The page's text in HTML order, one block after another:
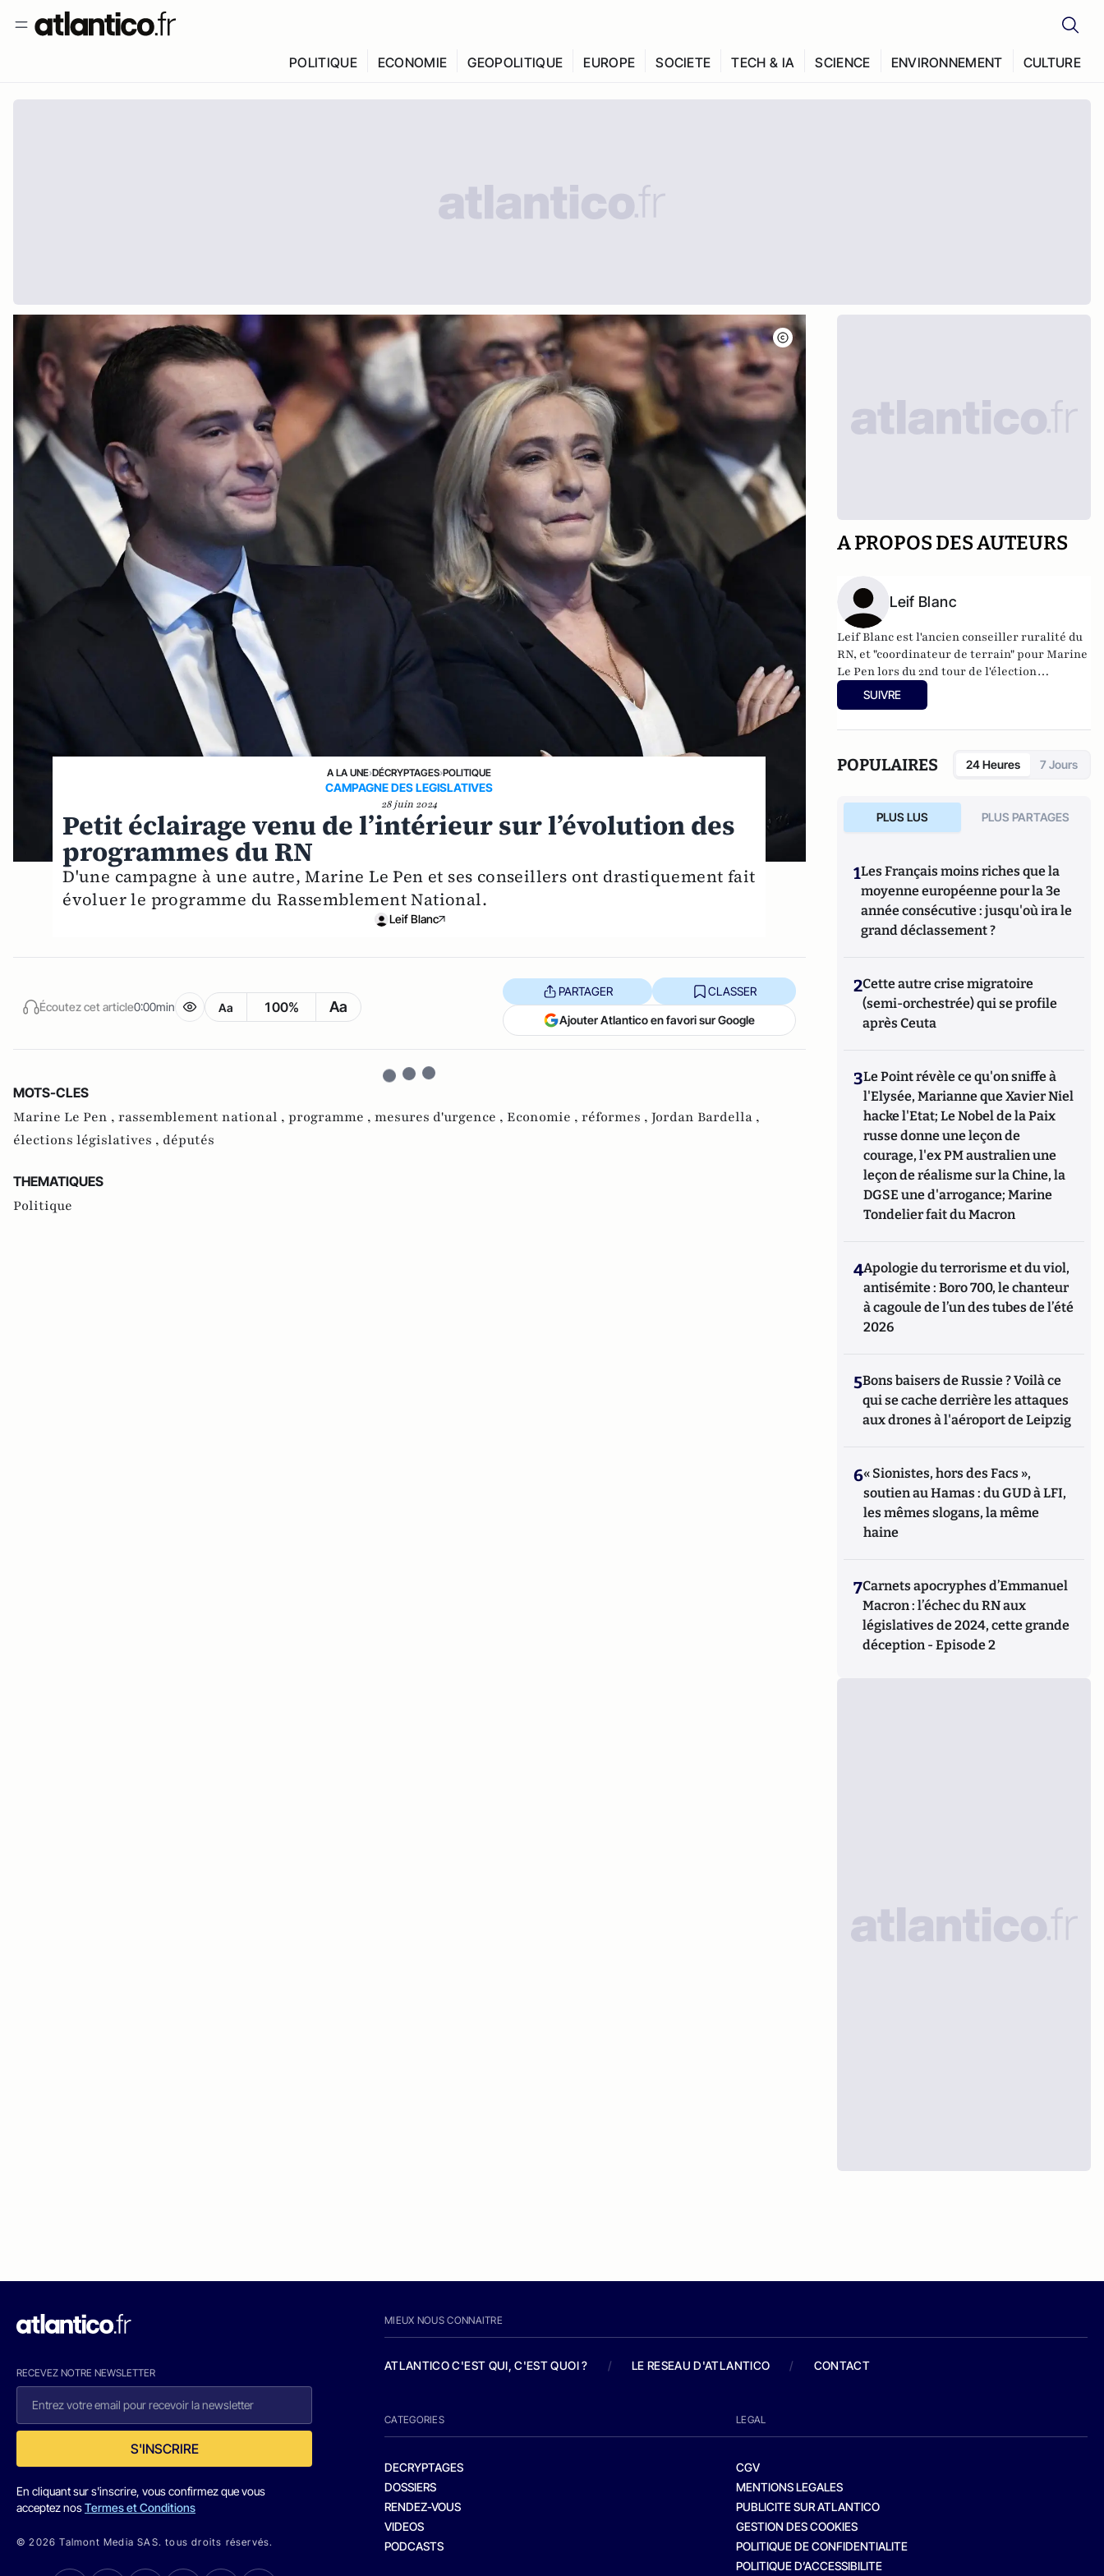
POLITIQUE ECONOMIE GEOPOLITIQUE EUROPE SOCIETE TECH & IA SCIENCE ENVIRONNEMENT CULTURE
A LA UNE›DÉCRYPTAGES›POLITIQUE
CAMPAGNE DES LEGISLATIVES
28 juin 2024
Petit éclairage venu de l’intérieur sur l’évolution des
programmes du RN
D'une campagne à une autre, Marine Le Pen et ses conseillers ont drastiquement fait
évoluer le programme du Rassemblement National.
Leif Blanc
Écoutez cet article0:00min Aa 100% Aa
PARTAGER CLASSER
Ajouter Atlantico en favori sur Google
MOTS-CLES
Marine Le Pen , rassemblement national , programme , mesures d'urgence , Economie , réformes , Jordan Bardella ,
élections législatives , députés
THEMATIQUES
Politique
A PROPOS DES AUTEURS
Leif Blanc
Leif Blanc est l'ancien conseiller ruralité du
RN, et "coordinateur de terrain" pour Marine
Le Pen lors du 2nd tour de l'élection
présidentielle.
SUIVRE
POPULAIRES 24 Heures 7 Jours
PLUS LUS PLUS PARTAGES
1Les Français moins riches que la
moyenne européenne pour la 3e
année consécutive : jusqu'où ira le
grand déclassement ?
2Cette autre crise migratoire
(semi-orchestrée) qui se profile
après Ceuta
3Le Point révèle ce qu'on sniffe à
l'Elysée, Marianne que Xavier Niel
hacke l'Etat; Le Nobel de la Paix
russe donne une leçon de
courage, l'ex PM australien une
leçon de réalisme sur la Chine, la
DGSE une d'arrogance; Marine
Tondelier fait du Macron
4Apologie du terrorisme et du viol,
antisémite : Boro 700, le chanteur
à cagoule de l’un des tubes de l’été
2026
5Bons baisers de Russie ? Voilà ce
qui se cache derrière les attaques
aux drones à l'aéroport de Leipzig
6« Sionistes, hors des Facs »,
soutien au Hamas : du GUD à LFI,
les mêmes slogans, la même
haine
7Carnets apocryphes d’Emmanuel
Macron : l’échec du RN aux
législatives de 2024, cette grande
déception - Episode 2
RECEVEZ NOTRE NEWSLETTER
S'INSCRIRE
En cliquant sur s'inscrire, vous confirmez que vous
acceptez nosTermes et Conditions
© 2026 Talmont Media SAS. tous droits réservés.
MIEUX NOUS CONNAITRE
ATLANTICO C'EST QUI, C'EST QUOI ? / LE RESEAU D'ATLANTICO / CONTACT
CATEGORIES
DECRYPTAGES
DOSSIERS
RENDEZ-VOUS
VIDEOS
PODCASTS
LEGAL
CGV
MENTIONS LEGALES
PUBLICITE SUR ATLANTICO
GESTION DES COOKIES
POLITIQUE DE CONFIDENTIALITE
POLITIQUE D’ACCESSIBILITE